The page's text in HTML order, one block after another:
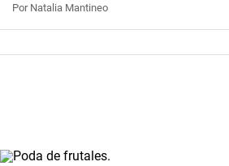
Por Natalia Mantineo